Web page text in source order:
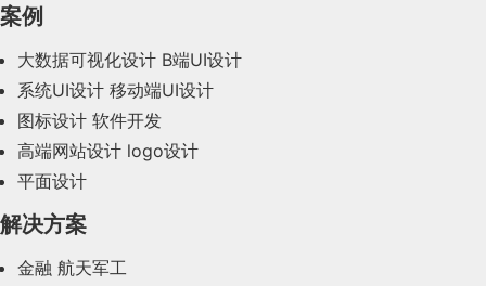
2023年10月(14)
2023年8月(88)
2023年7月(62)
2023年6月(58)
案例
大数据可视化设计 B端UI设计
系统UI设计 移动端UI设计
图标设计 软件开发
高端网站设计 logo设计
平面设计
解决方案
金融 航天军工